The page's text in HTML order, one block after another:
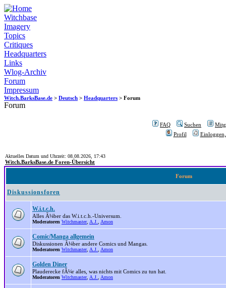
Witchbase
Imagery
Topics
Critiques
Headquarters
Links
Wlog-Archiv
Forum
Impressum
Witch.BarksBase.de > Deutsch > Headquarters > Forum
Forum
FAQ Suchen
Profil
Aktuelles Datum und Uhrzeit: 08.08.2026, 17:43
Witch.BarksBase.de Foren-Übersicht
Forum
Diskussionsforen
W.i.t.c.h.
Alles Ã¼ber das W.i.t.c.h.-Universum.
Moderatoren Witchmaster, A.J. Amon
Comic/Manga allgemein
Diskussionen Ã¼ber andere Comics und Mangas.
Moderatoren Witchmaster, A.J. Amon
Golden Diner
Plauderecke fÃ¼r alles, was nichts mit Comics zu tun hat.
Moderatoren Witchmaster, A.J. Amon